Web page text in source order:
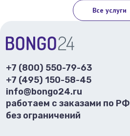
Все услуги
+7 (800) 550-79-63
+7 (495) 150-58-45
info@bongo24.ru
работаем с заказами по РФ
без ограничений